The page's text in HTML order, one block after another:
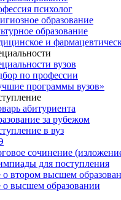
психолог
образование
образование
и
вузов
по профессии
программы вузов»
абитуриента
за рубежом
в вуз
сочинение
для поступления
о втором высшем
о высшем образовании